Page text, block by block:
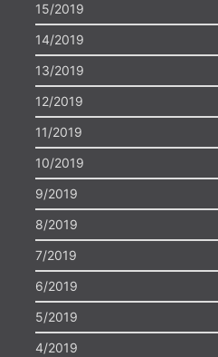
15/2019
14/2019
13/2019
12/2019
11/2019
10/2019
9/2019
8/2019
7/2019
6/2019
5/2019
4/2019